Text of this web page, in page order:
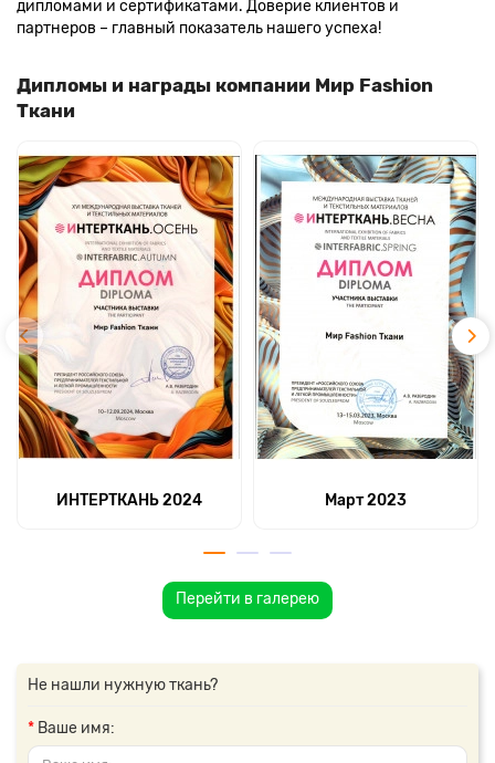
дипломами и сертификатами. Доверие клиентов и
партнеров – главный показатель нашего успеха!
Дипломы и награды компании Мир Fashion
Ткани
ИНТЕРТКАНЬ 2024 Март 2023
Перейти в галерею
Не нашли нужную ткань?
Ваше имя: